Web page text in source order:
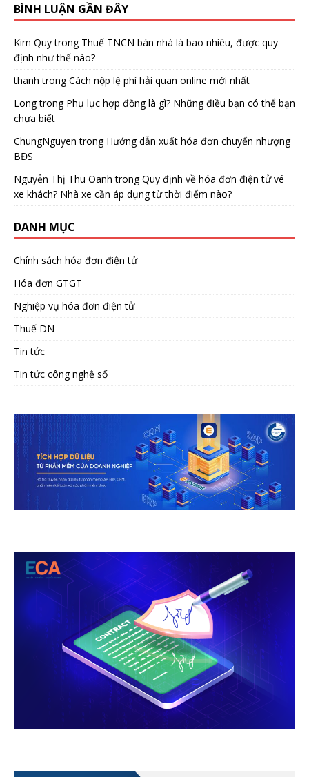
BÌNH LUẬN GẦN ĐÂY
Kim Quytrong Thuế TNCN bán nhà là bao nhiêu, được quy
định như thế nào?
thanh trongCách nộp lệ phí hải quan online mới nhất
Longtrong Phụ lục hợp đồng là gì? Những điều bạn có thể bạn
chưa biết
ChungNguyen trong Hướng dẫn xuất hóa đơn chuyển nhượng
BĐS
Nguyễn Thị Thu Oanh trongQuy định về hóa đơn điện tử vé
xe khách? Nhà xe cần áp dụng từ thời điểm nào?
DANH MỤC
Chính sách hóa đơn điện tử
Hóa đơn GTGT
Nghiệp vụ hóa đơn điện tử
Thuế DN
Tin tức
Tin tức công nghệ số